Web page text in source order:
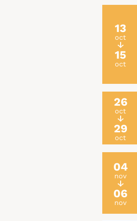
13
oct
↓
15
oct
26
oct
↓
29
oct
04
nov
↓
06
nov